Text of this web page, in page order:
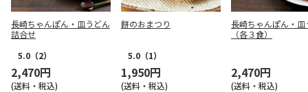
長崎ちゃんぽん・皿うどん
詰合せ
5.0 （2）
2,470円
(送料・税込)
餅のおまつり
5.0 （1）
1,950円
(送料・税込)
長崎ちゃんぽん・皿
（各３食）
2,470円
(送料・税込)